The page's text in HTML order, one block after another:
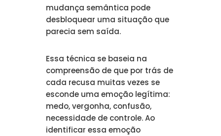
mudança semântica pode
desbloquear uma situação que
parecia sem saída.
Essa técnica se baseia na
compreensão de que por trás de
cada recusa muitas vezes se
esconde uma emoção legítima:
medo, vergonha, confusão,
necessidade de controle. Ao
identificar essa emoção